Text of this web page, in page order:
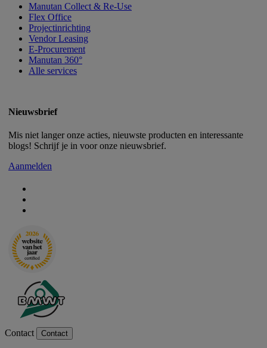
Manutan Collect & Re-Use
Flex Office
Projectinrichting
Vendor Leasing
E-Procurement
Manutan 360°
Alle services
Nieuwsbrief
Mis niet langer onze acties, nieuwste producten en interessante
blogs! Schrijf je in voor onze nieuwsbrief.
Aanmelden
Contact Contact